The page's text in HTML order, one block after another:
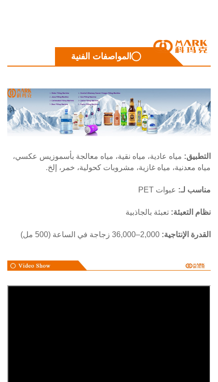
المواصفات الفنية
مياه عادية، مياه نقية، مياه معالجة بأسموزيس عكسي،
معدنية، مياه غازية، مشروبات كحولية، خمر، إلخ.
لـ:عبوات PET
التعبئة:تعبئة بالجاذبية
الإنتاجية:2,000–36,000 زجاجة في الساعة (500 مل)